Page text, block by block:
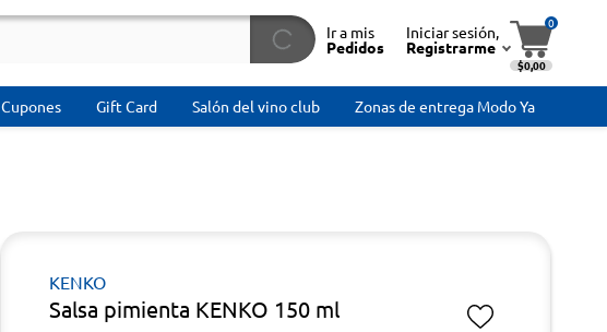
Ir a mis
Pedidos
Iniciar sesión,
Registrarme
0
$0,00
Cupones Gift Card Salón del vino club Zonas de entrega Modo Ya
KENKO
Salsa pimienta KENKO 150 ml